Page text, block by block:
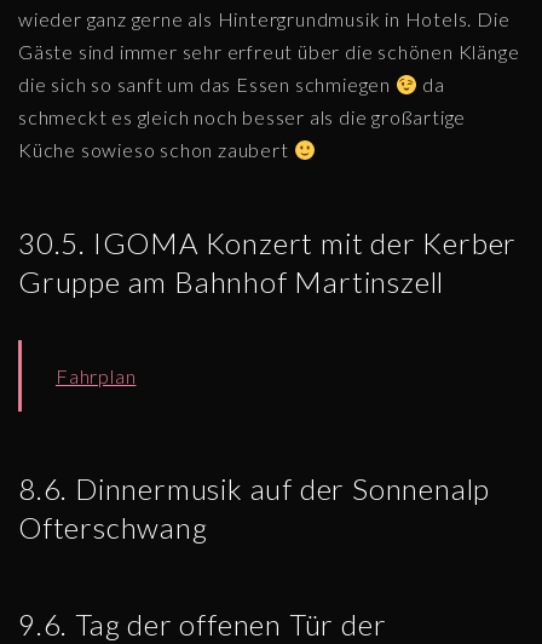
wieder ganz gerne als Hintergrundmusik in Hotels. Die
Gäste sind immer sehr erfreut über die schönen Klänge
die sich so sanft um das Essen schmiegen
da
schmeckt es gleich noch besser als die großartige
Küche sowieso schon zaubert
30.5. IGOMA Konzert mit der Kerber
Gruppe am Bahnhof Martinszell
Fahrplan
8.6. Dinnermusik auf der Sonnenalp
Ofterschwang
9.6. Tag der offenen Tür der